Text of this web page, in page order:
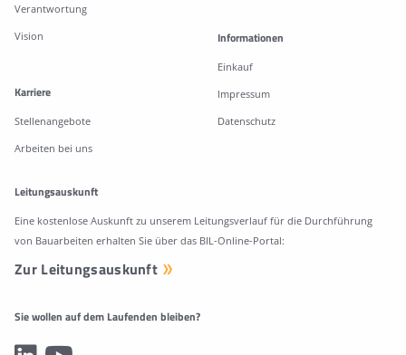
Verantwortung
Vision
Karriere
Stellenangebote
Arbeiten bei uns
Informationen
Einkauf
Impressum
Datenschutz
Leitungsauskunft
Eine kostenlose Auskunft zu unserem Leitungsverlauf für die Durchführung
von Bauarbeiten erhalten Sie über das BIL-Online-Portal:
Zur Leitungsauskunft
Sie wollen auf dem Laufenden bleiben?